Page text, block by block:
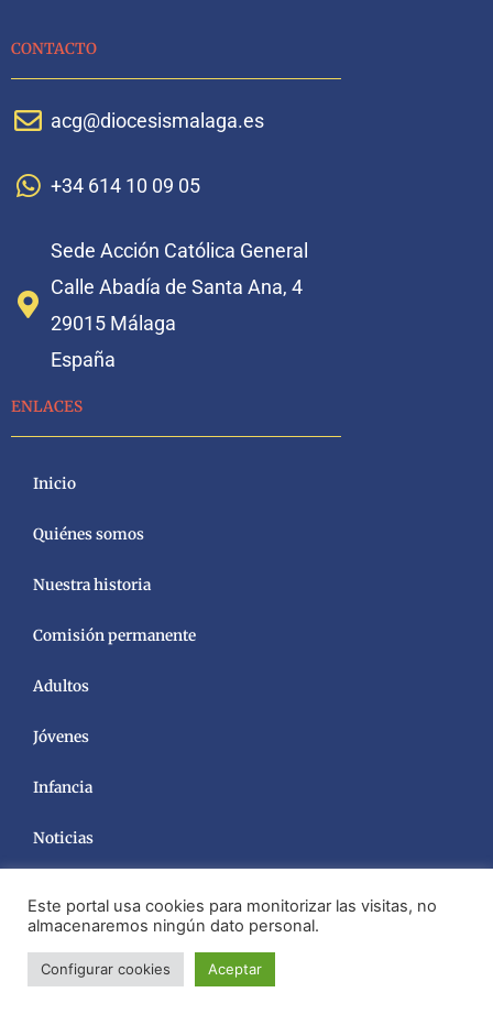
CONTACTO
acg@diocesismalaga.es
+34 614 10 09 05
Sede Acción Católica General
Calle Abadía de Santa Ana, 4
29015 Málaga
España
ENLACES
Inicio
Quiénes somos
Nuestra historia
Comisión permanente
Adultos
Jóvenes
Infancia
Noticias
Este portal usa cookies para monitorizar las visitas, no
almacenaremos ningún dato personal.
Configurar cookies Aceptar